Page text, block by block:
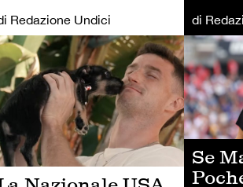
Redazione Undici di
CALCIO
Se